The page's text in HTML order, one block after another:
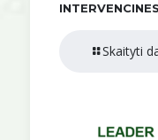
Skaityti